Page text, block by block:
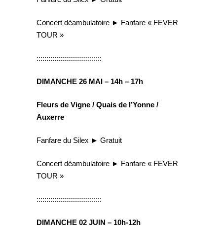
Concert déambulatoire ► Fanfare « FEVER
TOUR »
:::::::::::::::::::::::::::::::::
DIMANCHE 26 MAI – 14h – 17h
Fleurs de Vigne / Quais de l’Yonne /
Auxerre
Fanfare du Silex ► Gratuit
Concert déambulatoire ► Fanfare « FEVER
TOUR »
:::::::::::::::::::::::::::::::::
DIMANCHE 02 JUIN – 10h-12h